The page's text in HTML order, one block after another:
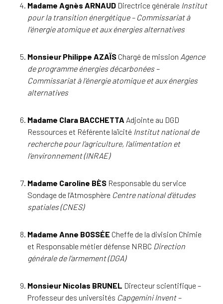
Madame Agnès ARNAUD Directrice générale Institut
pour la transition énergétique – Commissariat à
l’énergie atomique et aux énergies alternatives
Monsieur Philippe AZAÏS Chargé de mission Agence
de programme énergies décarbonées –
Commissariat à l’énergie atomique et aux énergies
alternatives
Madame Clara BACCHETTA Adjointe au DGD
Ressources et Référente laïcité Institut national de
recherche pour l’agriculture, l’alimentation et
l’environnement (INRAE)
Madame Caroline BÈS Responsable du service
Sondage de l’Atmosphère Centre national d’études
spatiales (CNES)
Madame Anne BOSSÉE Cheffe de la division Chimie
et Responsable métier défense NRBC Direction
générale de l’armement (DGA)
Monsieur Nicolas BRUNEL Directeur scientifique –
Professeur des universités Capgemini Invent –